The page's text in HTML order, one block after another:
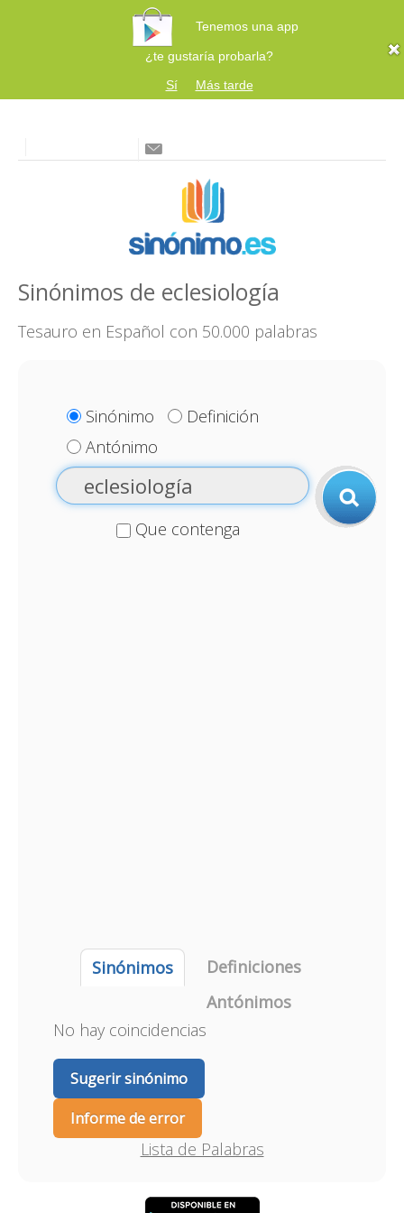
Tenemos una app
¿te gustaría probarla?
Sí
Más tarde
Sinónimos de eclesiología
Tesauro en Español con 50.000 palabras
Sinónimo
Definición
Antónimo
Que contenga
Sinónimos
Definiciones
Antónimos
No hay coincidencias
Sugerir sinónimo
Informe de error
Lista de Palabras